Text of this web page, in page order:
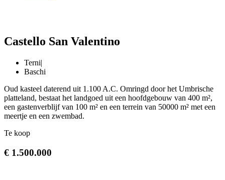
Castello San Valentino
Terni|
Baschi
Oud kasteel daterend uit 1.100 A.C. Omringd door het Umbrische
platteland, bestaat het landgoed uit een hoofdgebouw van 400 m²,
een gastenverblijf van 100 m² en een terrein van 50000 m² met een
meertje en een zwembad.
Te koop
€ 1.500.000